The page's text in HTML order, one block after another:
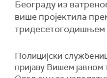
Београду из
више пројектила
тридесетогодишњем
Полицијски
пријаву Вишем